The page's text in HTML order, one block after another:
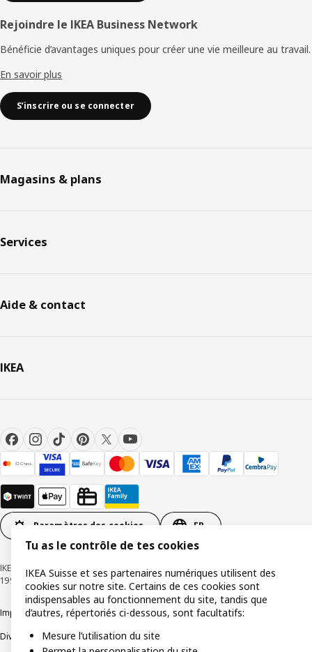
Rejoindre le IKEA Business Network
Bénéficie d’avantages uniques pour créer une vie meilleure au travail.
En savoir plus
S’inscrire ou se connecter
Magasins & plans
Services
Aide & contact
IKEA
Paramètres des cookies FR
IKEA Suisse - Müslistrasse 16, 8957 Spreitenbach © Inter IKEA Systems B.V.
1999-2026
Impressum / Déclaration de protection des donnéesCookies
Divulgation responsableConditions générales
Tu as le contrôle de tes cookies
IKEA Suisse et ses partenaires numériques utilisent des
cookies sur notre site. Certains de ces cookies sont
indispensables au fonctionnement du site, tandis que
d’autres, répertoriés ci-dessous, sont facultatifs:
Mesure l’utilisation du site